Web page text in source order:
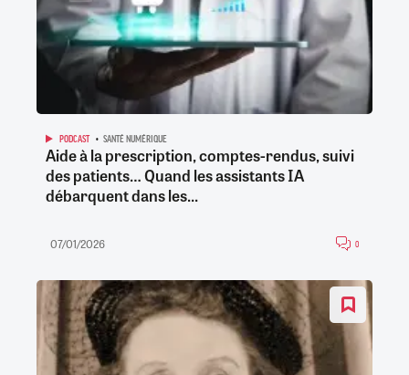
PODCAST SANTÉ NUMÉRIQUE
Aide à la prescription, comptes-rendus, suivi
des patients… Quand les assistants IA
débarquent dans les...
07/01/2026 0